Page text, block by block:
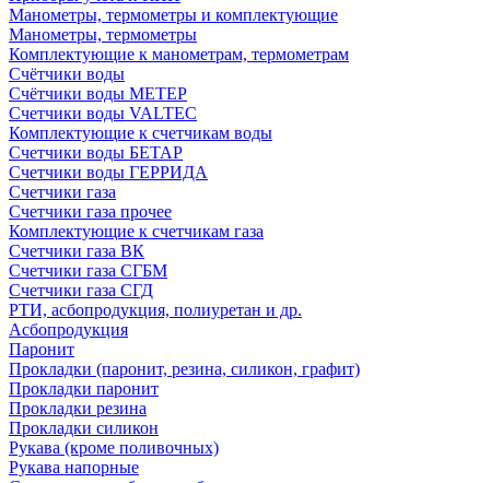
Манометры, термометры и комплектующие
Манометры, термометры
Комплектующие к манометрам, термометрам
Счётчики воды
Счётчики воды МЕТЕР
Счетчики воды VALTEC
Комплектующие к счетчикам воды
Счетчики воды БЕТАР
Счетчики воды ГЕРРИДА
Счетчики газа
Счетчики газа прочее
Комплектующие к счетчикам газа
Счетчики газа ВК
Счетчики газа СГБМ
Счетчики газа СГД
РТИ, асбопродукция, полиуретан и др.
Асбопродукция
Паронит
Прокладки (паронит, резина, силикон, графит)
Прокладки паронит
Прокладки резина
Прокладки силикон
Рукава (кроме поливочных)
Рукава напорные